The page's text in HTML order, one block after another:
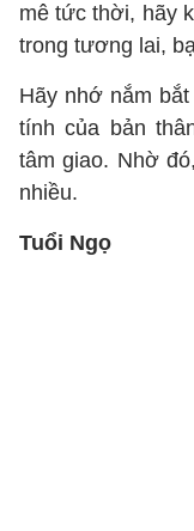
mê tức thời, hãy
trong tương lai,
Hãy nhớ nắm
tính của bản
tâm giao. Nhờ
nhiều.
Tuổi Ngọ